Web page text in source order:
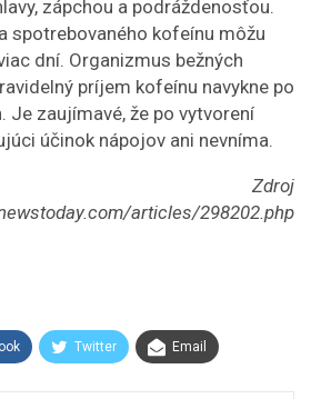
zápchou a podráždenosťou.
spotrebovaného kofeínu môžu
dní. Organizmus bežných
príjem kofeínu navykne po
Je zaujímavé, že po vytvorení
účinok nápojov ani nevníma.
Zdroj
articles/298202.php
Twitter Email